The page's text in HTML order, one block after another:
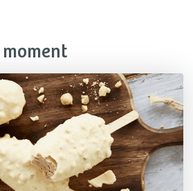
moment